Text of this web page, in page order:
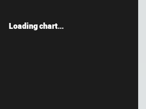
Loading chart...